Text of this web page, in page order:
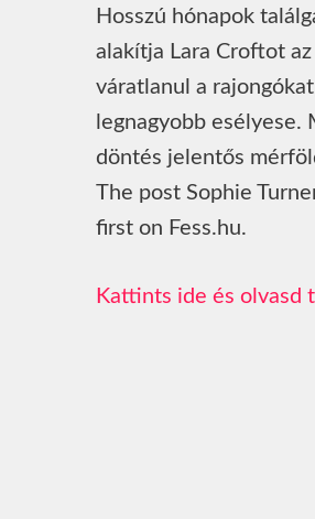
Hosszú hónapok
alakítja Lara Croftot
váratlanul a
legnagyobb
döntés jelentős
The post Sophie
first on Fess.hu.